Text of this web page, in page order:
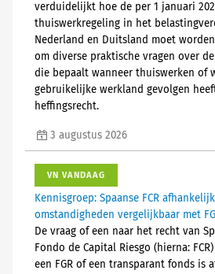
verduidelijkt hoe de per 1 januari
thuiswerkregeling in het
Nederland en Duitsland moet
om diverse praktische vragen over
die bepaalt wanneer thuiswerken of
gebruikelijke werkland gevolgen
heffingsrecht.
3 augustus 2026
VN VANDAAG
Kennisgroep: Spaanse FCR
omstandigheden vergelijkbaar met
De vraag of een naar het recht van
Fondo de Capital Riesgo (hierna:
een FGR of een transparant fonds is